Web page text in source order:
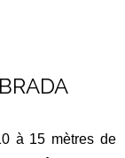
à 15 mètres de